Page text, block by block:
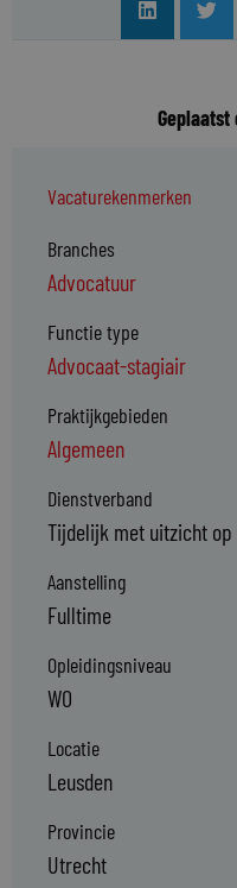
Vacaturekenmerken
Branches
Advocatuur
Functie type
Advocaat-stagiair
Praktijkgebieden
Algemeen
Dienstverband
Tijdelijk met uitzicht op
Aanstelling
Fulltime
Opleidingsniveau
WO
Locatie
Leusden
Provincie
Utrecht